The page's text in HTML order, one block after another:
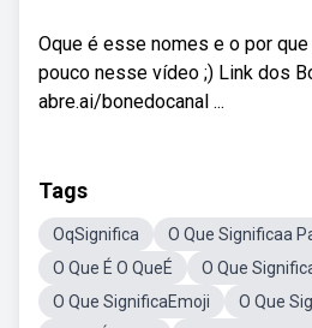
Oque é esse nomes e o por
pouco nesse vídeo ;) Link dos
abre.ai/bonedocanal ...
Tags
OqSignifica
O Que Significaa
O Que É O QueÉ
O Que
O Que SignificaEmoji
O Que